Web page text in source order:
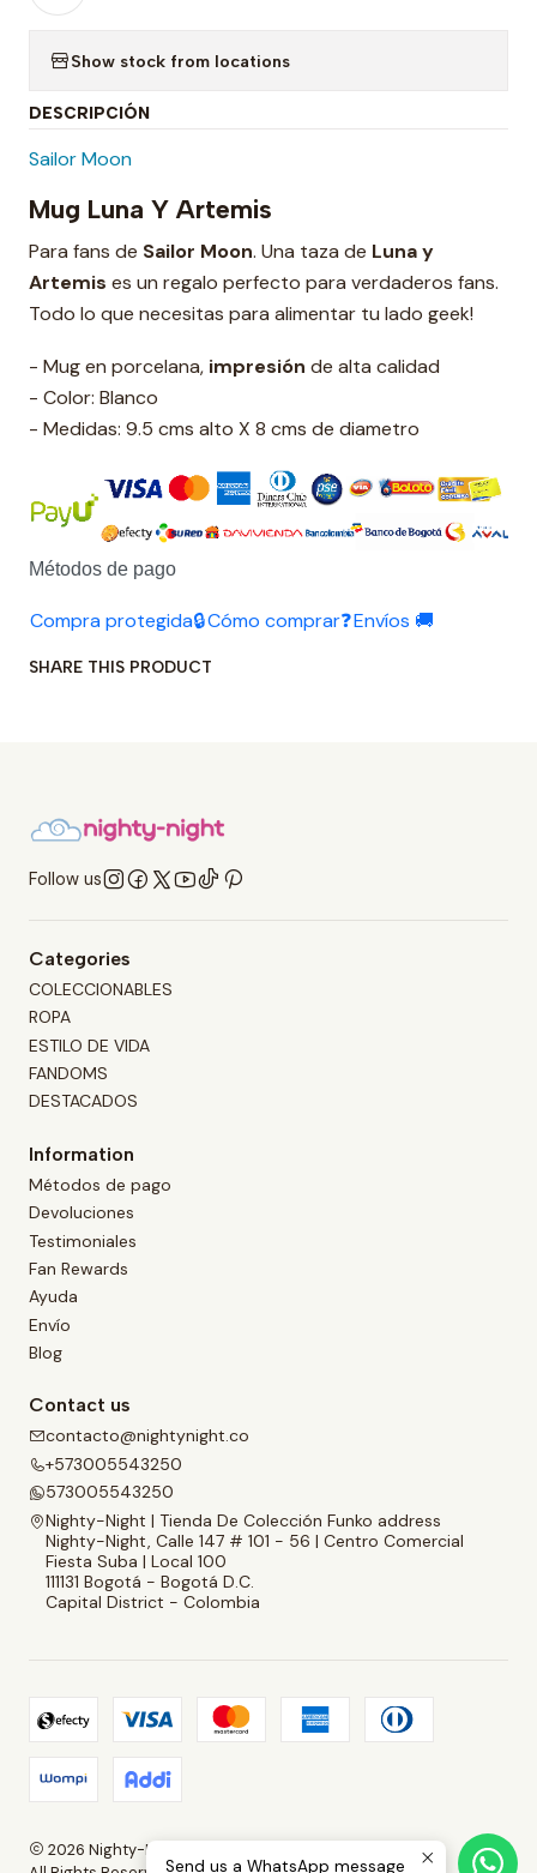
Show stock from locations
DESCRIPCIÓN
Sailor Moon
Mug Luna Y Artemis
Para fans de Sailor Moon. Una taza de Luna y
Artemis es un regalo perfecto para verdaderos fans.
Todo lo que necesitas para alimentar tu lado geek!
- Mug en porcelana, impresión de alta calidad
- Color: Blanco
- Medidas: 9.5 cms alto X 8 cms de diametro
Métodos de pago
Compra protegida🔒Cómo comprar❓Envíos 🚚
SHARE THIS PRODUCT
Follow us
Categories
COLECCIONABLES
ROPA
ESTILO DE VIDA
FANDOMS
DESTACADOS
Information
Métodos de pago
Devoluciones
Testimoniales
Fan Rewards
Ayuda
Envío
Blog
Contact us
contacto@nightynight.co
+573005543250
573005543250
Nighty-Night | Tienda De Colección Funko address
Nighty-Night, Calle 147 # 101 - 56 | Centro Comercial
Fiesta Suba | Local 100
111131 Bogotá - Bogotá D.C.
Capital District - Colombia
2026 Nighty-Night | Tienda De Colección Funko.
Send us a WhatsApp message